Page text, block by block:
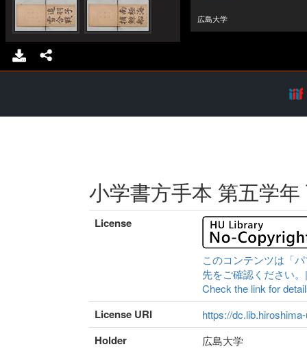
小学書方手本 第五学
License
このコンテンツは「
先をご確認ください
Check the link for
License URI https://
Holder 広島大学